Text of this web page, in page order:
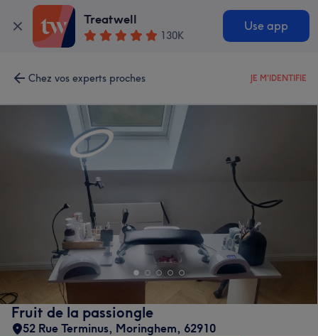
Treatwell
130K
Use app
Chez vos experts proches JE M'IDENTIFIE
Fruit de la passiongle
52 Rue Terminus, Moringhem, 62910